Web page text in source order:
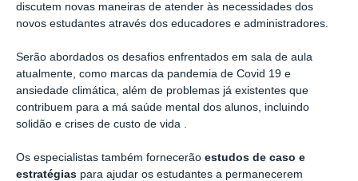
discutem novas maneiras de atender às necessidades dos
novos estudantes através dos educadores e administradores.
Serão abordados os desafios enfrentados em sala de aula
atualmente, como marcas da pandemia de Covid 19 e
ansiedade climática, além de problemas já existentes que
contribuem para a má saúde mental dos alunos, incluindo
solidão e crises de custo de vida .
Os especialistas também fornecerão estudos de caso e
estratégias para ajudar os estudantes a permanecerem